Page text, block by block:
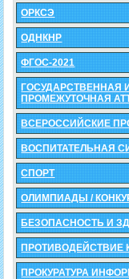
ОРКСЭ
ОДНКНР
ФГОС-2021
ГОСУДАРСТВЕННАЯ
ПРОМЕЖУТОЧНАЯ
ВСЕРОССИЙСКИЕ
ВОСПИТАТЕЛЬНАЯ
СПОРТ
ОЛИМПИАДЫ /
БЕЗОПАСНОСТЬ И
ПРОТИВОДЕЙСТВИЕ
ПРОКУРАТУРА